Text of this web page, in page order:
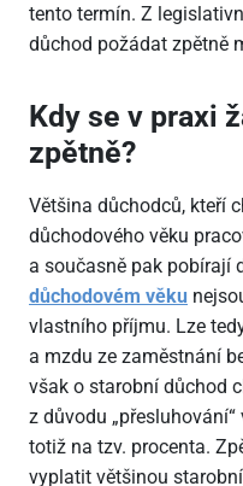
tento termín. Z
důchod požádat zpětně
Kdy se v praxi
zpětně?
Většina důchodců, kteří
důchodového věku
a současně pak pobírají
důchodovém věku
vlastního příjmu. Lze
a mzdu ze zaměstnání
však o starobní důchod
z důvodu
totiž na tzv. procenta.
vyplatit většinou